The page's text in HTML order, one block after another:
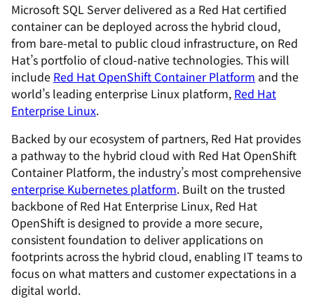
Microsoft SQL Server delivered as a Red Hat certified
container can be deployed across the hybrid cloud,
from bare-metal to public cloud infrastructure, on Red
Hat’s portfolio of cloud-native technologies. This will
include Red Hat OpenShift Container Platform and the
world’s leading enterprise Linux platform, Red Hat
Enterprise Linux.
Backed by our ecosystem of partners, Red Hat provides
a pathway to the hybrid cloud with Red Hat OpenShift
Container Platform, the industry’s most comprehensive
enterprise Kubernetes platform. Built on the trusted
backbone of Red Hat Enterprise Linux, Red Hat
OpenShift is designed to provide a more secure,
consistent foundation to deliver applications on
footprints across the hybrid cloud, enabling IT teams to
focus on what matters and customer expectations in a
digital world.